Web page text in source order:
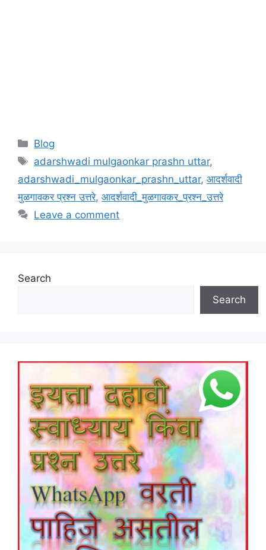
Categories
Blog
Tags
adarshwadi mulgaonkar prashn uttar,
adarshwadi_mulgaonkar_prashn_uttar, आदर्शवादी
मुळगावकर प्रश्न उत्तरे, आदर्शवादी_मुळगावकर_प्रश्न_उत्तरे
Leave a comment
Search
Search